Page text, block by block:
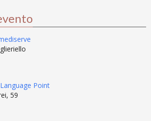
Point
59